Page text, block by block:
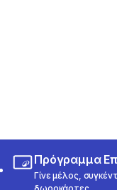
Πρόγραμμα
Γίνε μέλος,